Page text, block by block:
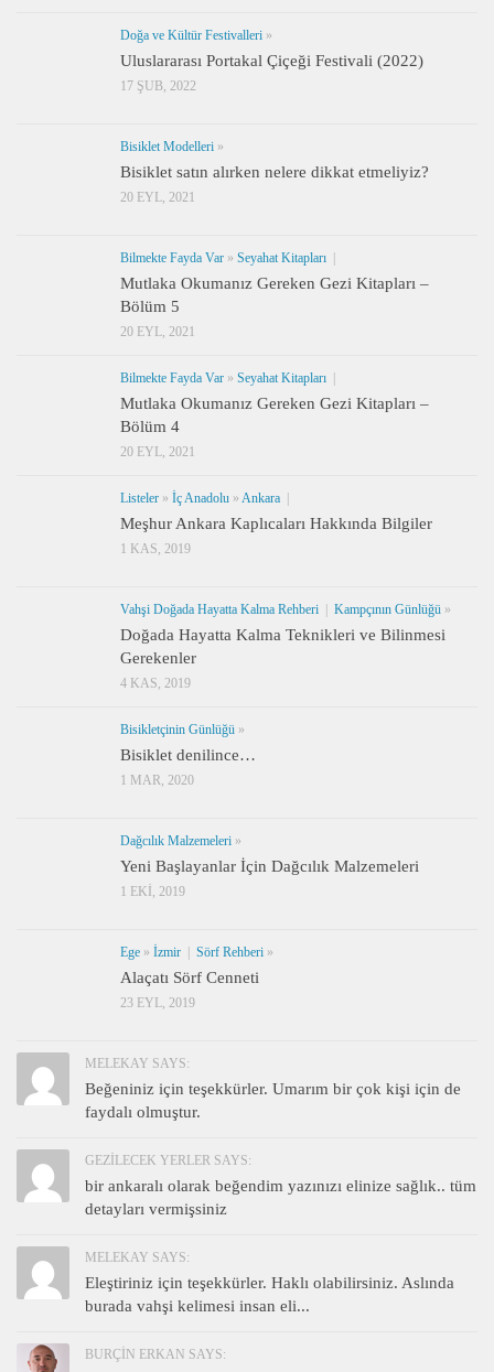
Doğa ve Kültür Festivalleri »
Uluslararası Portakal Çiçeği Festivali (2022)
17 ŞUB, 2022
Bisiklet Modelleri »
Bisiklet satın alırken nelere dikkat etmeliyiz?
20 EYL, 2021
Bilmekte Fayda Var » Seyahat Kitapları
Mutlaka Okumanız Gereken Gezi Kitapları –
Bölüm 5
20 EYL, 2021
Bilmekte Fayda Var » Seyahat Kitapları
Mutlaka Okumanız Gereken Gezi Kitapları –
Bölüm 4
20 EYL, 2021
Listeler » İç Anadolu » Ankara
Meşhur Ankara Kaplıcaları Hakkında Bilgiler
1 KAS, 2019
Vahşi Doğada Hayatta Kalma Rehberi Kampçının Günlüğü »
Doğada Hayatta Kalma Teknikleri ve Bilinmesi
Gerekenler
4 KAS, 2019
Bisikletçinin Günlüğü »
Bisiklet denilince…
1 MAR, 2020
Dağcılık Malzemeleri »
Yeni Başlayanlar İçin Dağcılık Malzemeleri
1 EKI, 2019
Ege » İzmir Sörf Rehberi »
Alaçatı Sörf Cenneti
23 EYL, 2019
MELEKAY SAYS:
Beğeniniz için teşekkürler. Umarım bir çok kişi için de
faydalı olmuştur.
GEZILECEK YERLER SAYS:
bir ankaralı olarak beğendim yazınızı elinize sağlık.. tüm
detayları vermişsiniz
MELEKAY SAYS:
Eleştiriniz için teşekkürler. Haklı olabilirsiniz. Aslında
burada vahşi kelimesi insan eli...
BURÇIN ERKAN SAYS: